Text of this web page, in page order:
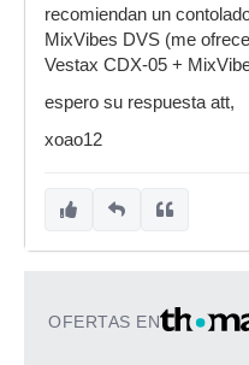
recomiendan un
MixVibes DVS (me
Vestax CDX-05 +
espero su respuesta att,
xoao12
OFERTAS EN